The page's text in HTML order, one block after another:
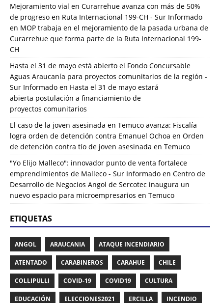
Mejoramiento vial en Curarrehue avanza con más de 50%
de progreso en Ruta Internacional 199-CH - Sur Informado
en MOP trabaja en el mejoramiento de la pasada urbana de
Curarrehue que forma parte de la Ruta Internacional 199-
CH
Hasta el 31 de mayo está abierto el Fondo Concursable
Aguas Araucanía para proyectos comunitarios de la región -
Sur Informado en Hasta el 31 de mayo estará
abierta postulación a financiamiento de
proyectos comunitarios
El caso de la joven asesinada en Temuco avanza: Fiscalía
logra orden de detención contra Emanuel Ochoa en Orden
de detención contra tío de joven asesinada en Temuco
"Yo Elijo Malleco": innovador punto de venta fortalece
emprendimientos de Malleco - Sur Informado en Centro de
Desarrollo de Negocios Angol de Sercotec inaugura un
nuevo espacio para microempresarios en Temuco
ETIQUETAS
ANGOL ARAUCANIA ATAQUE INCENDIARIO
ATENTADO CARABINEROS CARAHUE CHILE
COLLIPULLI COVID-19 COVID19 CULTURA
EDUCACIÓN ELECCIONES2021 ERCILLA INCENDIO